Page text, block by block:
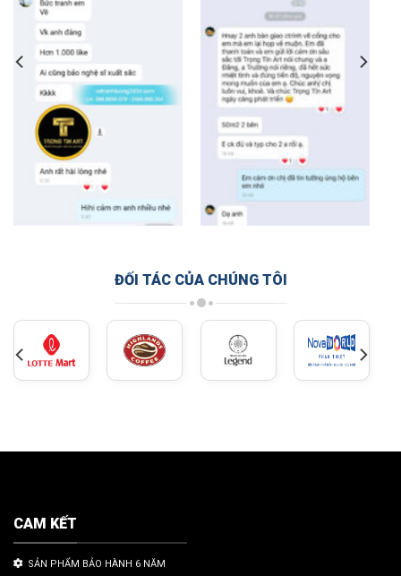
ĐỐI TÁC CỦA CHÚNG TÔI
CAM KẾT
SẢN PHẨM BẢO HÀNH 6 NĂM